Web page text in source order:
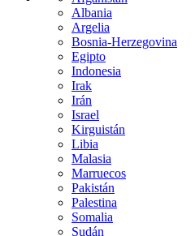
Albania
Argelia
Bosnia-Herzegovina
Egipto
Indonesia
Irak
Irán
Israel
Kirguistán
Libia
Malasia
Marruecos
Pakistán
Palestina
Somalia
Sudán